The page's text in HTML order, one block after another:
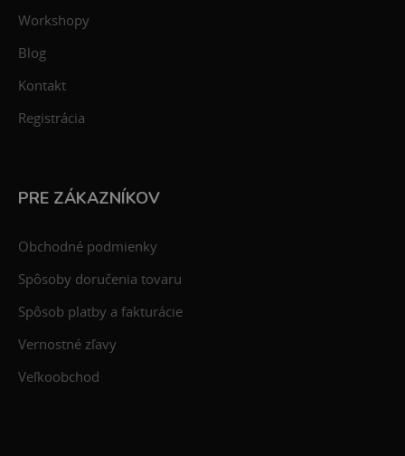
Workshopy
Blog
Kontakt
Registrácia
PRE ZÁKAZNÍKOV
Obchodné podmienky
Spôsoby doručenia tovaru
Spôsob platby a fakturácie
Vernostné zľavy
Veľkoobchod